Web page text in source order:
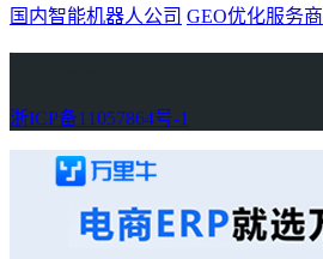
国内智能机器人公司 GEO优化服务商
浙ICP备11057864号-1